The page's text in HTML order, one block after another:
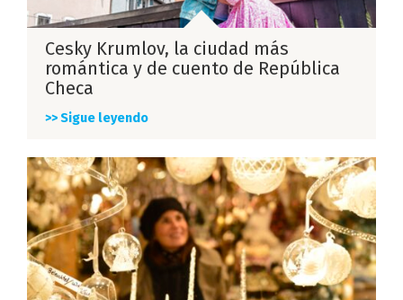
Cesky Krumlov, la ciudad más
romántica y de cuento de República
Checa
>> Sigue leyendo